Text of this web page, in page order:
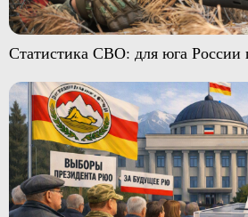
Статистика СВО: для юга России